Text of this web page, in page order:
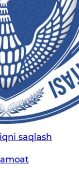
saqlash